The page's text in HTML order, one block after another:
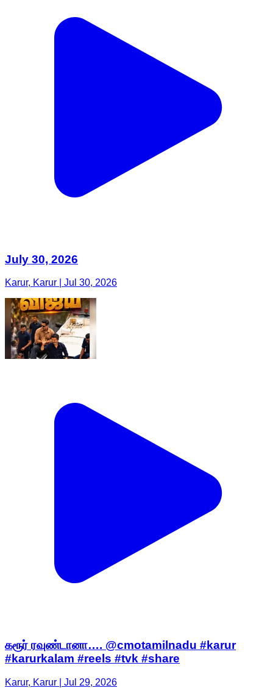
July 30, 2026
Karur, Karur | Jul 30, 2026
கரூர் ரவுண்டானா…. @cmotamilnadu #karur
#karurkalam #reels #tvk #share
Karur, Karur | Jul 29, 2026